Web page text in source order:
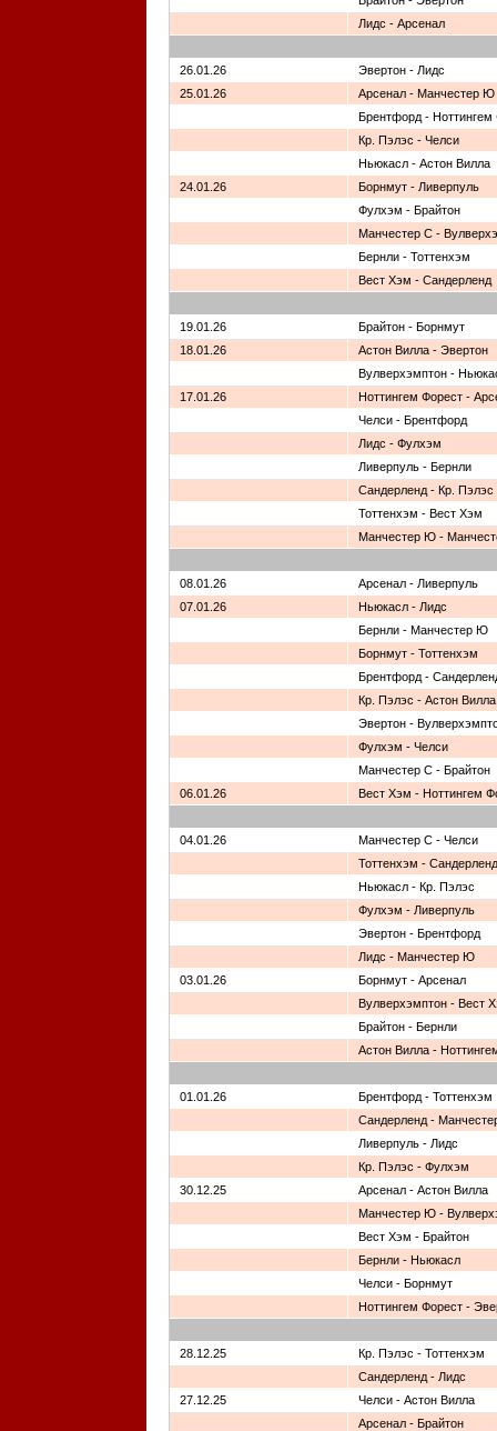
Лидс - Арсенал
26.01.26
Эвертон - Лидс
25.01.26
Арсенал - Манчестер Ю
Брентфорд - Ноттингем
Кр. Пэлэс - Челси
Ньюкасл - Астон Вилла
24.01.26
Борнмут - Ливерпуль
Фулхэм - Брайтон
Манчестер С -
Бернли - Тоттенхэм
Вест Хэм - Сандерленд
19.01.26
Брайтон - Борнмут
18.01.26
Астон Вилла - Эвертон
Вулверхэмптон -
17.01.26
Ноттингем Форест -
Челси - Брентфорд
Лидс - Фулхэм
Ливерпуль - Бернли
Сандерленд - Кр. Пэлэс
Тоттенхэм - Вест Хэм
Манчестер Ю -
08.01.26
Арсенал - Ливерпуль
07.01.26
Ньюкасл - Лидс
Бернли - Манчестер Ю
Борнмут - Тоттенхэм
Брентфорд -
Кр. Пэлэс - Астон Вилла
Эвертон -
Фулхэм - Челси
Манчестер С - Брайтон
06.01.26
Вест Хэм - Ноттингем
04.01.26
Манчестер С - Челси
Тоттенхэм - Сандерленд
Ньюкасл - Кр. Пэлэс
Фулхэм - Ливерпуль
Эвертон - Брентфорд
Лидс - Манчестер Ю
03.01.26
Борнмут - Арсенал
Вулверхэмптон - Вест
Брайтон - Бернли
Астон Вилла -
01.01.26
Брентфорд - Тоттенхэм
Сандерленд -
Ливерпуль - Лидс
Кр. Пэлэс - Фулхэм
30.12.25
Арсенал - Астон Вилла
Манчестер Ю -
Вест Хэм - Брайтон
Бернли - Ньюкасл
Челси - Борнмут
Ноттингем Форест -
28.12.25
Кр. Пэлэс - Тоттенхэм
Сандерленд - Лидс
27.12.25
Челси - Астон Вилла
Арсенал - Брайтон